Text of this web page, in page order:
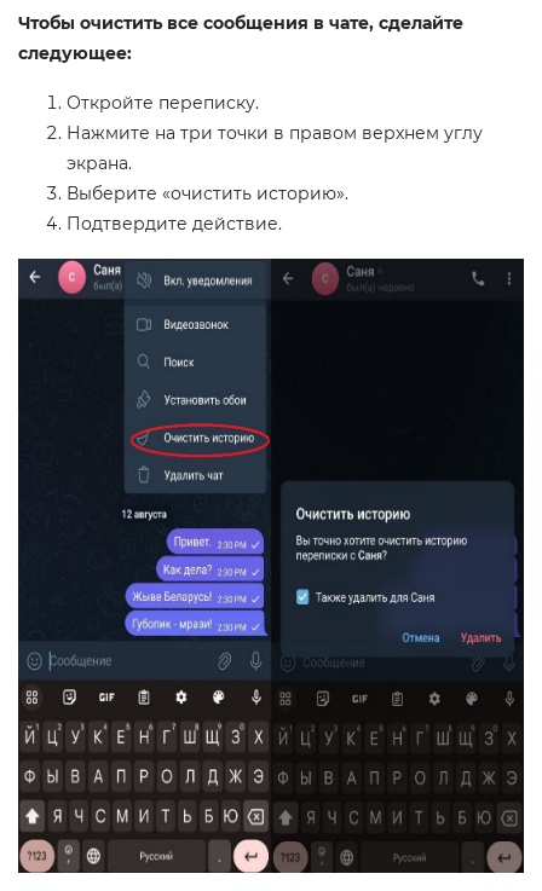
Чтобы очистить все сообщения в чате, сделайте
следующее:
Откройте переписку.
Нажмите на три точки в правом верхнем углу
экрана.
Выберите «очистить историю».
Подтвердите действие.